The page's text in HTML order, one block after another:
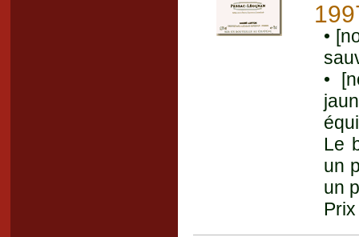
•
•
Le
un
un